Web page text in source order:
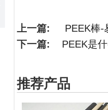
上一篇:
PEEK棒-
下一篇: PEEK是
推荐产品